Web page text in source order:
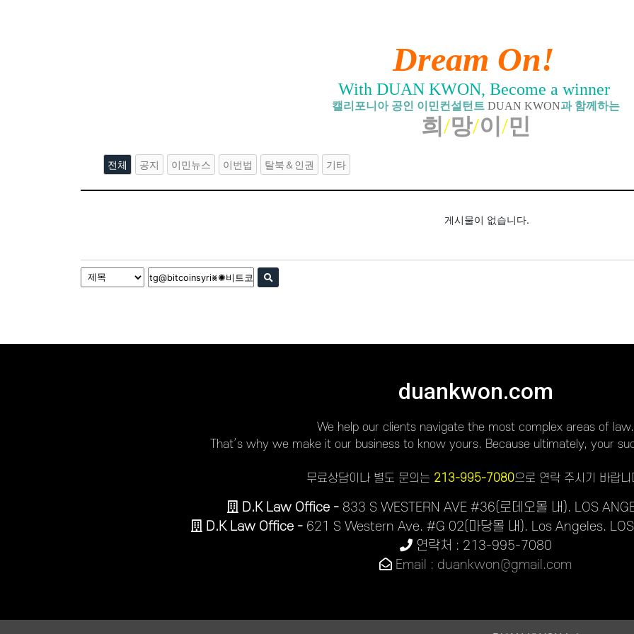
Dream On!
With DUAN KWON, Become a winner
캘리포니아 공인 이민컨설턴트 DUAN KWON과 함께하는
희 /망/이 /민
전체 공지 이민뉴스 이번법 탈북＆인권 기타
게시물이 없습니다.
duankwon.com
We help our clients navigate the most complex areas of law.
That’s why we make it our business to know yours. Because ultimately, your
무료상담이나 별도 문의는 213-995-7080으로 연락 주시기 바랍니
D.K Law Office - 833 S WESTERN AVE #36(로데오몰 내). LOS
D.K Law Office - 621 S Western Ave. #G 02(마당몰 내). Los Angeles.
연락처 : 213-995-7080
Email : duankwon@gmail.com